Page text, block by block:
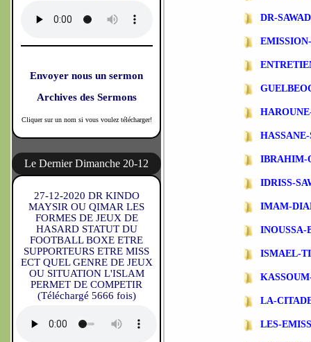
Envoyer nous un sermon
Archives des Sermons
Cliquer sur un nom si vous voulez télécharger!
Le Dernier Dimanche 20-12
27-12-2020 DR KINDO
MAYSIR OU QIMAR LES
FORMES DE JEUX DE
HASARD STATUT DU
FOOTBALL BOXE ETRE
SUPPORTEURS ETRE MISS
ECT QUEL GENRE DE JEUX
OU SITUATION L'ISLAM
PERMET DE COMPETIR
(Téléchargé 5666 fois)
DR-
IBRAHIM-
IDRISS-
IMAM-
INOUSSA-
ISMAEL-
LA-
LES-